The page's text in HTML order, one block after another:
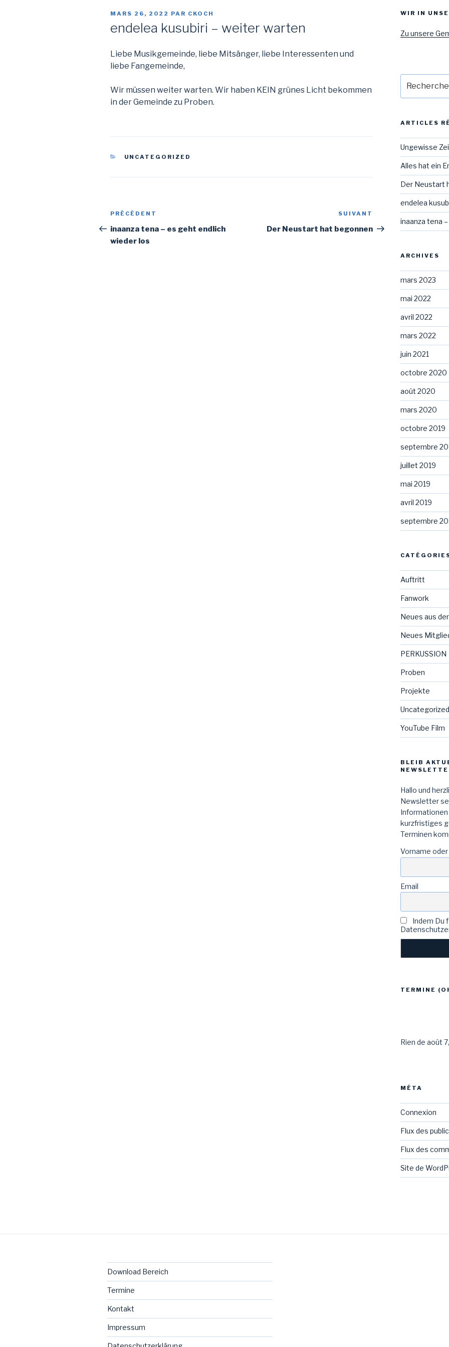
PUBLIÉ
MARS 26, 2022 PAR CKOCH
endelea kusubiri – weiter warten
Liebe Musikgemeinde, liebe Mitsänger, liebe Interessenten und
liebe Fangemeinde,
Wir müssen weiter warten. Wir haben KEIN grünes Licht bekommen
in der Gemeinde zu Proben.
CATÉGORIES
UNCATEGORIZED
Navigation
de
l’article
Article
précédent
PRÉCÉDENT
inaanza tena – es geht endlich
wieder los
Article
suivant
SUIVANT
Der Neustart hat begonnen
WIR IN
Zu unsere
pour
:
ARTICLES
Ungewisse
Alles hat ein
Der Neustart
endelea
inaanza tena
ARCHIVES
mars 2023
mai 2022
avril 2022
mars 2022
juin 2021
octobre 2020
août 2020
mars 2020
octobre 2019
septembre
juillet 2019
mai 2019
avril 2019
septembre
Auftritt
Fanwork
Neues aus
Neues
PERKUSSION
Proben
Projekte
Uncategorized
YouTube Film
BLEIB
Hallo und
Newsletter
Informationen
kurzfristiges
Terminen
Vorname
Email
Indem Du
TERMINE
Rien de août
MÉTA
Connexion
Flux des
Flux des
Site de
Download Bereich
Termine
Kontakt
Impressum